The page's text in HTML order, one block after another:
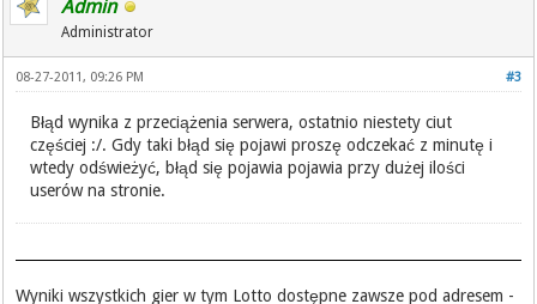
Admin
Administrator
#3
08-27-2011, 09:26 PM
Błąd wynika z przeciążenia serwera, ostatnio niestety ciut
częściej :/. Gdy taki błąd się pojawi proszę odczekać z minutę i
wtedy odświeżyć, błąd się pojawia pojawia przy dużej ilości
userów na stronie.
Wyniki wszystkich gier w tym Lotto dostępne zawsze pod adresem -